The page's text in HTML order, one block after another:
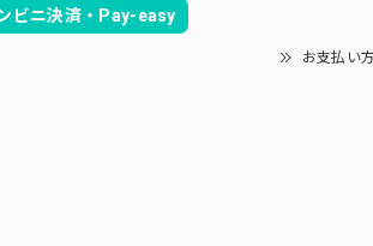
ビニ決済・Pay-easy
お支払い